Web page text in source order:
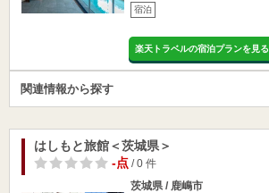
宿泊
楽天トラベルの宿泊プランを見る
関連情報から探す
はしもと旅館＜茨城県＞
-点/ 0 件
茨城県 / 鹿嶋市